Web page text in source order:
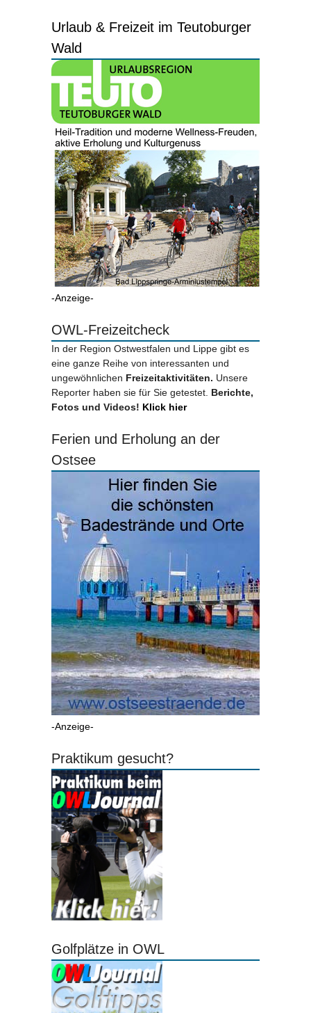
Urlaub & Freizeit im Teutoburger
Wald
-Anzeige-
OWL-Freizeitcheck
In der Region Ostwestfalen und Lippe gibt es
eine ganze Reihe von interessanten und
ungewöhnlichen Freizeitaktivitäten. Unsere
Reporter haben sie für Sie getestet. Berichte,
Fotos und Videos! Klick hier
Ferien und Erholung an der
Ostsee
-Anzeige-
Praktikum gesucht?
Golfplätze in OWL